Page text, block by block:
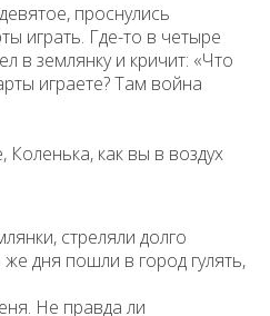
проснулись
играть. Где-то в четыре
в землянку и кричит: «Что
играете? Там война
как вы в воздух
стреляли долго
дня пошли в город гулять,
Не правда ли